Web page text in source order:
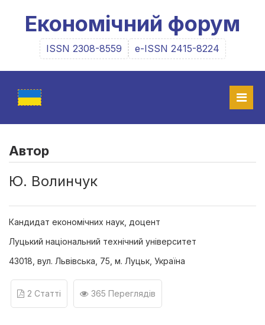
Економічний форум
ISSN 2308-8559 e-ISSN 2415-8224
Автор
Ю. Волинчук
Кандидат економічних наук, доцент
Луцький національний технічний університет
43018, вул. Львівська, 75, м. Луцьк, Україна
2 Статті 365 Переглядів